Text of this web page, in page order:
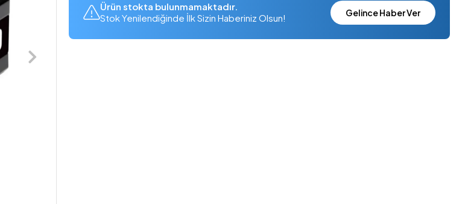
Ürün stokta bulunmamaktadır.
Stok Yenilendiğinde İlk Sizin Haberiniz Olsun!
Gelince Haber Ver